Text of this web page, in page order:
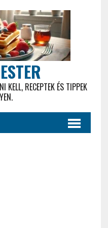
KELL, RECEPTEK ÉS TIPPEK